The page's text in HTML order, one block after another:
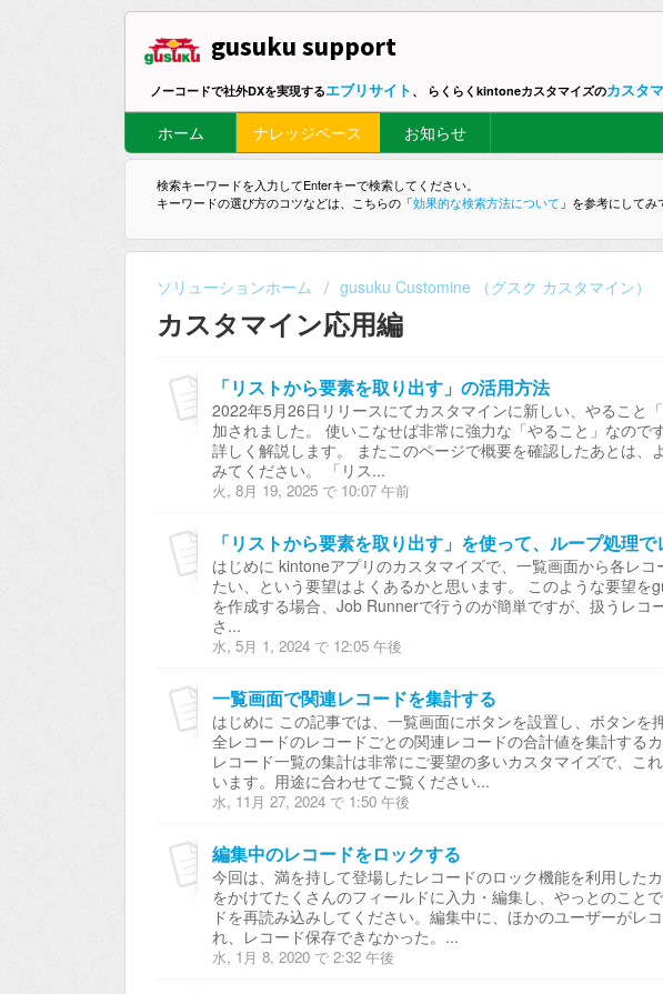
gusuku support
ノーコードで社外DXを実現するエブリサイト 、 らくらくkintoneカスタマイズのカスタ
ホーム ナレッジベース お知らせ
検索キーワードを入力してEnterキーで検索してください。
キーワードの選び方のコツなどは、こちらの「効果的な検索方法について 」を参考にしてみ
ソリューションホーム gusuku Customine （グスク カスタマイン）
カスタマイン応用編
「リストから要素を取り出す」の活用方法
2022年5月26日リリースにてカスタマインに新しい、やること
加されました。 使いこなせば非常に強力な「やること」なので
詳しく解説します。 またこのページで概要を確認したあとは、
みてください。 「リス...
火, 8月 19, 2025 で 10:07 午前
はじめに kintoneアプリのカスタマイズで、一覧画面から各レコ
たい、という要望はよくあるかと思います。 このような要望
を作成する場合、Job Runnerで行うのが簡単ですが、扱うレコ
さ...
水, 5月 1, 2024 で 12:05 午後
一覧画面で関連レコードを集計する
はじめに この記事では、一覧画面にボタンを設置し、ボタンを
全レコードのレコードごとの関連レコードの合計値を集計する
レコード一覧の集計は非常にご要望の多いカスタマイズで、こ
います。用途に合わせてご覧ください...
水, 11月 27, 2024 で 1:50 午後
編集中のレコードをロックする
今回は、満を持して登場したレコードのロック機能を利用した
をかけてたくさんのフィールドに入力・編集し、やっとのこと
ドを再読み込みしてください。編集中に、ほかのユーザーがレ
れ、レコード保存できなかった。...
水, 1月 8, 2020 で 2:32 午後